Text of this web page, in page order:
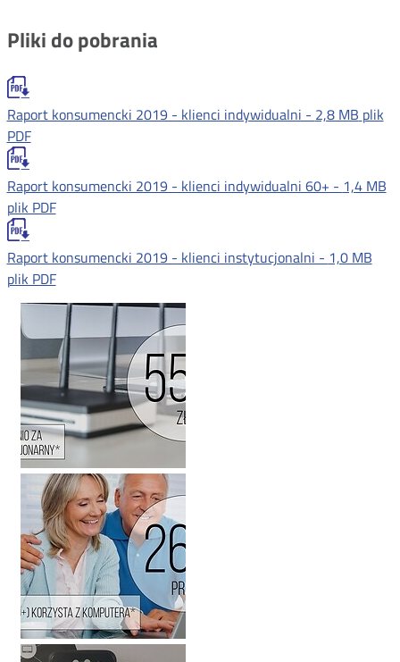
Pliki do pobrania
Raport konsumencki 2019 - klienci indywidualni - 2,8 MB plik
PDF
Raport konsumencki 2019 - klienci indywidualni 60+ - 1,4 MB
plik PDF
Raport konsumencki 2019 - klienci instytucjonalni - 1,0 MB
plik PDF